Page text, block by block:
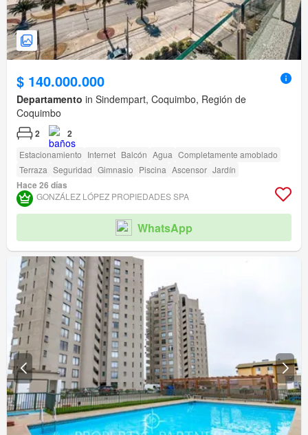
$ 140.000.000
Departamento in Sindempart, Coquimbo, Región de
Coquimbo
2 2
Estacionamiento Internet Balcón Agua Completamente amoblado
Terraza Seguridad Gimnasio Piscina Ascensor Jardín
Hace 26 días
GONZÁLEZ LÓPEZ PROPIEDADES SPA
WhatsApp